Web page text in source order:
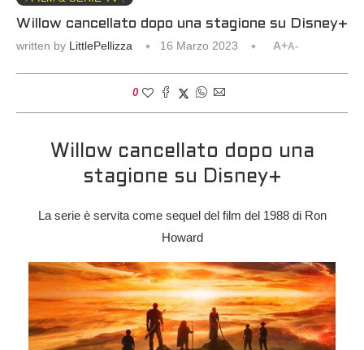
Willow cancellato dopo una stagione su Disney+
written by LittlePellizza 16 Marzo 2023 A+A-
0
Willow cancellato dopo una
stagione su Disney+
La serie è servita come sequel del film del 1988 di Ron
Howard